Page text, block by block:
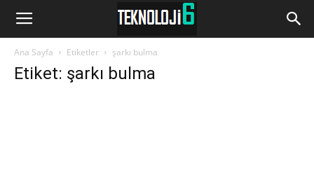
www.Teknoloji6.com
Ana Sayfa Etiketler şarkı bulma
Etiket: şarkı bulma